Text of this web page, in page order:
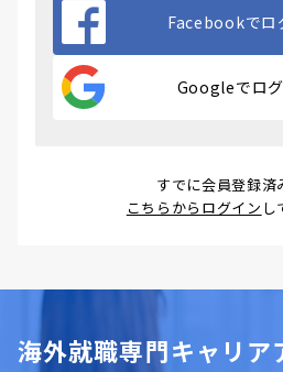
Facebookでロ
Googleでロ
すでに会員登録済
こちらからログイン し
海外就職専門キャリア